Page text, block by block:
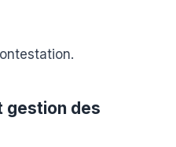
gestion des